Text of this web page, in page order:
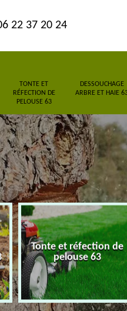
22 37 20 24
TONTE ET
RÉFECTION DE
PELOUSE 63
DESSOUCHAGE
ARBRE ET HAIE
Tonte et réfection de
pelouse 63